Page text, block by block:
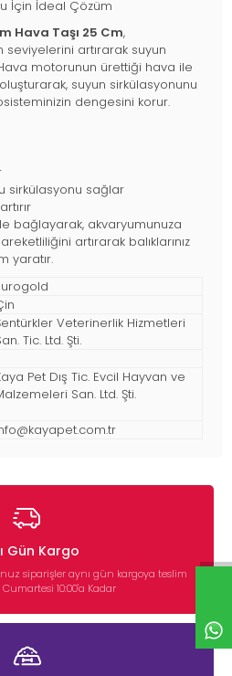
İçin İdeal Çözüm
Hava Taşı 25 Cm,
seviyelerini artırarak suyun
Hava motorunun ürettiği hava ile
suyun sirkülasyonunu
dengesini korur.
sirkülasyonu sağlar
bağlayarak, akvaryumunuza
artırarak balıklarınız
yaratır.
Veterinerlik Hizmetleri
Tic. Ltd. Şti.
Pet Dış Tic. Evcil Hayvan ve
San. Ltd. Şti.
Gün Kargo
siparişler aynı gün kargoya teslim
10:00'a Kadar